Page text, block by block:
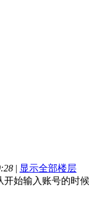
| 显示全部楼层
开始输入账号的时